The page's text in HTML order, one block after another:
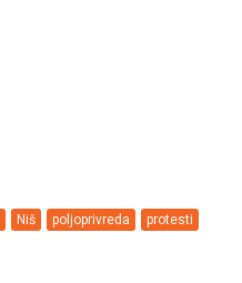
Niš poljoprivreda
protesti